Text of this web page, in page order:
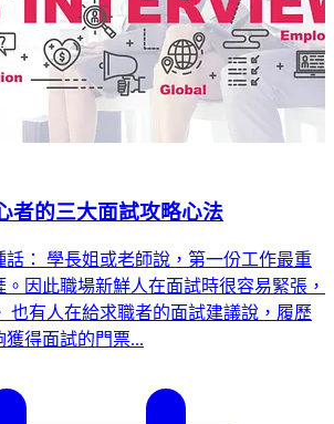
者的三大面試攻略心法
： 學長姐或老師說，第一份工作最重
因此職場新鮮人在面試時很容易緊張，
也有人在給求職者的面試建議說，履歷
得面試的門票...